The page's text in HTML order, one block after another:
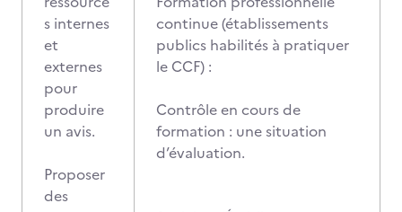
s internes
et
externes
pour
produire
un avis.
Proposer
des
continue (établissements
publics habilités à pratiquer
le CCF) :
Contrôle en cours de
formation : une situation
d’évaluation.